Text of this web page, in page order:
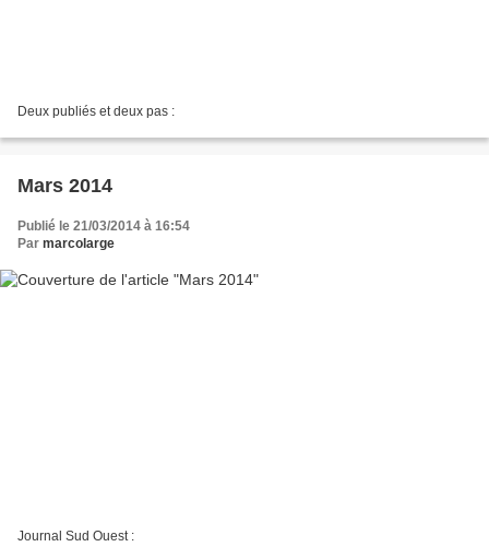
Deux publiés et deux pas :
Mars 2014
Publié le 21/03/2014 à 16:54
Par marcolarge
Journal Sud Ouest :